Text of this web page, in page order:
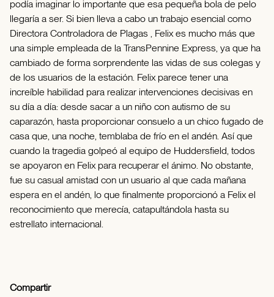
podía imaginar lo importante que esa pequeña bola de pelo
llegaría a ser. Si bien lleva a cabo un trabajo esencial como
Directora Controladora de Plagas , Felix es mucho más que
una simple empleada de la TransPennine Express, ya que ha
cambiado de forma sorprendente las vidas de sus colegas y
de los usuarios de la estación. Felix parece tener una
increíble habilidad para realizar intervenciones decisivas en
su día a día: desde sacar a un niño con autismo de su
caparazón, hasta proporcionar consuelo a un chico fugado de
casa que, una noche, temblaba de frío en el andén. Así que
cuando la tragedia golpeó al equipo de Huddersfield, todos
se apoyaron en Felix para recuperar el ánimo. No obstante,
fue su casual amistad con un usuario al que cada mañana
espera en el andén, lo que finalmente proporcionó a Felix el
reconocimiento que merecía, catapultándola hasta su
estrellato internacional.
Compartir